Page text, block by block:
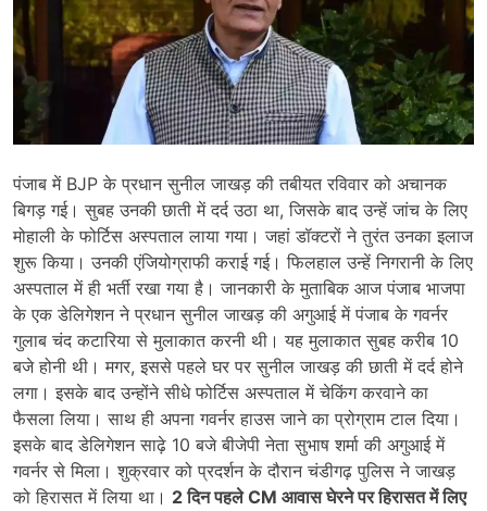
पंजाब में BJP के प्रधान सुनील जाखड़ की तबीयत रविवार को अचानक
बिगड़ गई। सुबह उनकी छाती में दर्द उठा था, जिसके बाद उन्हें जांच के लिए
मोहाली के फोर्टिस अस्पताल लाया गया। जहां डॉक्टरों ने तुरंत उनका इलाज
शुरू किया। उनकी एंजियोग्राफी कराई गई। फिलहाल उन्हें निगरानी के लिए
अस्पताल में ही भर्ती रखा गया है। जानकारी के मुताबिक आज पंजाब भाजपा
के एक डेलिगेशन ने प्रधान सुनील जाखड़ की अगुआई में पंजाब के गवर्नर
गुलाब चंद कटारिया से मुलाकात करनी थी। यह मुलाकात सुबह करीब 10
बजे होनी थी। मगर, इससे पहले घर पर सुनील जाखड़ की छाती में दर्द होने
लगा। इसके बाद उन्होंने सीधे फोर्टिस अस्पताल में चेकिंग करवाने का
फैसला लिया। साथ ही अपना गवर्नर हाउस जाने का प्रोग्राम टाल दिया।
इसके बाद डेलिगेशन साढ़े 10 बजे बीजेपी नेता सुभाष शर्मा की अगुआई में
गवर्नर से मिला। शुक्रवार को प्रदर्शन के दौरान चंडीगढ़ पुलिस ने जाखड़
को हिरासत में लिया था। 2 दिन पहले CM आवास घेरने पर हिरासत में लिए